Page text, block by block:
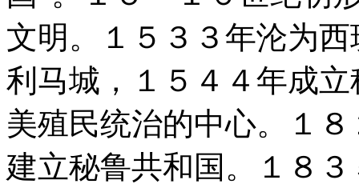
文明。１５３３年沦为
利马城，１５４４年成
美殖民统治的中心。１
建立秘鲁共和国。１８